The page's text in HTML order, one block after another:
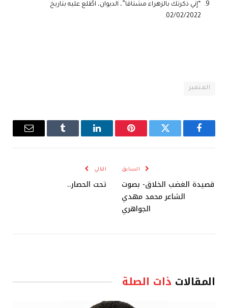
“إني ذكرتك بالزهراء مشتاقا”، الديوان، اطّلع عليه بتاريخ
02/02/2022.
المتميز
فيسبوك تويتر بينتيريستلينكدإن Tumblr
البريد
السابق
قصيدة الغضب الخلاق- بصوت
الشاعر محمد مهدي
الجواهري
التالي
تحت الحصار..
المقالات ذات الصلة